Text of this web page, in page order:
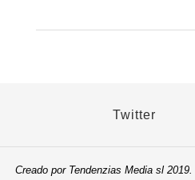
Twitter
Creado por Tendenzias Media sl